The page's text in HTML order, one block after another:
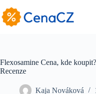
to
content
Flexosamine Cena, kde
Recenze
Kaja Nováková